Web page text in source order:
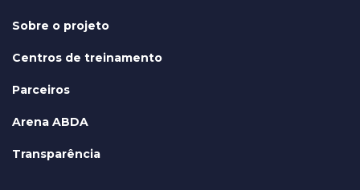
Sobre o projeto
Centros de treinamento
Parceiros
Arena ABDA
Transparência